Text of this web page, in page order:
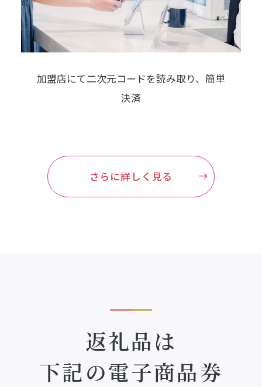
加盟店にて二次元コードを読み取り、 簡単
決済
さらに詳しく見る
返礼品は
下記の電子商品券